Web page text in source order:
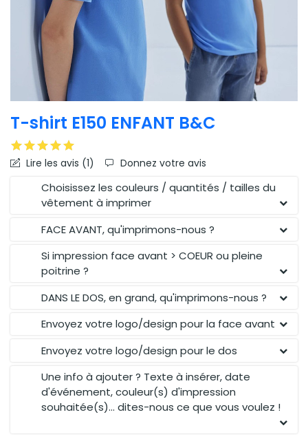
T-shirt E150 ENFANT B&C
Lire les avis (1) Donnez votre avis
Choisissez les couleurs / quantités / tailles du
vêtement à imprimer
FACE AVANT, qu'imprimons-nous ?
Si impression face avant > COEUR ou pleine
poitrine ?
DANS LE DOS, en grand, qu'imprimons-nous ?
Envoyez votre logo/design pour la face avant
Envoyez votre logo/design pour le dos
Une info à ajouter ? Texte à insérer, date
d'événement, couleur(s) d'impression
souhaitée(s)... dites-nous ce que vous voulez !